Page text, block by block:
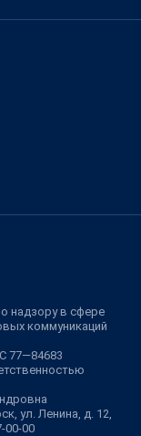
надзору в сфере
коммуникаций
77—84683
ул. Ленина, д. 12,
00-00